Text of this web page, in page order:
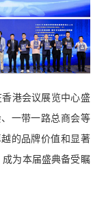
港会议展览中心盛
一带一路总商会等
的品牌价值和显著
为本届盛典备受瞩